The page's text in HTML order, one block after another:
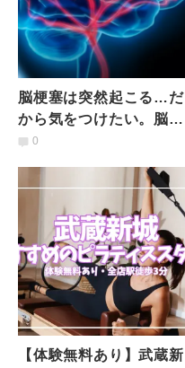
脳梗塞は突然起こる…だ
から気をつけたい。脳梗
塞を予防するために今日
0
【体験無料あり】武蔵新